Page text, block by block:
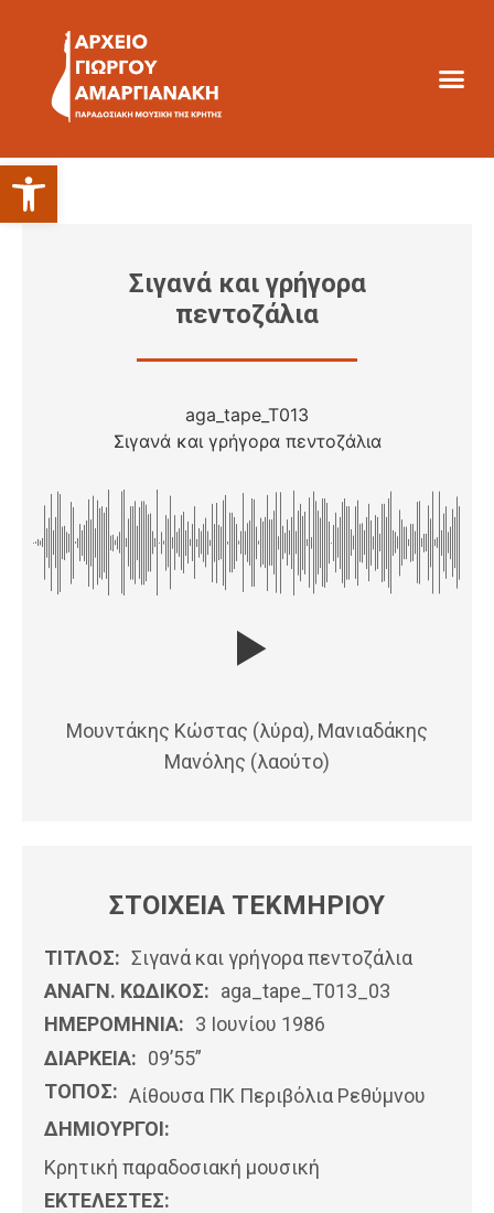
Ανοίξτε τη γραμμή εργαλείων
Σιγανά και γρήγορα
πεντοζάλια
aga_tape_T013
Σιγανά και γρήγορα πεντοζάλια
Μουντάκης Κώστας (λύρα), Μανιαδάκης
Μανόλης (λαούτο)
ΣΤΟΙΧΕΙΑ ΤΕΚΜΗΡΙΟΥ
ΤΙΤΛΟΣ: Σιγανά και γρήγορα πεντοζάλια
ΑΝΑΓΝ. ΚΩΔΙΚΟΣ: aga_tape_T013_03
ΗΜΕΡΟΜΗΝΊΑ: 3 Ιουνίου 1986
ΔΙΑΡΚΕΙΑ: 09’55”
ΤΟΠΟΣ: Αίθουσα ΠΚ Περιβόλια Ρεθύμνου
ΔΗΜΙΟΥΡΓΟΙ:
Κρητική παραδοσιακή μουσική
ΕΚΤΕΛΕΣΤΕΣ: